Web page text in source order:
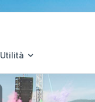
Utilità